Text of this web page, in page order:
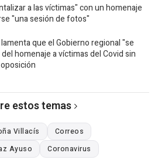
a las víctimas" con un homenaje
"una sesión de fotos"
que el Gobierno regional "se
homenaje a víctimas del Covid sin
estos temas
Villacís
Correos
Ayuso Coronavirus